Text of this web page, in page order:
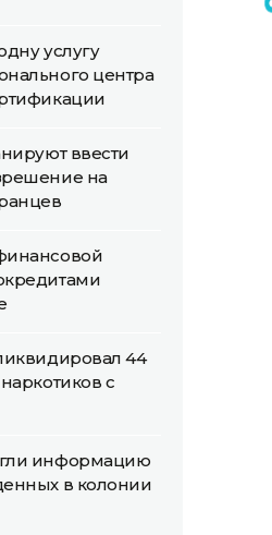
услугу
центра
ввести
на
44
с
информацию
в колонии